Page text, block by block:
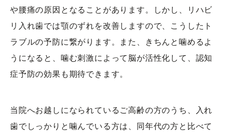
や腰痛の原因となることがあります。しかし、リハビ
リ入れ歯では顎のずれを改善しますので、こうしたト
ラブルの予防に繋がります。また、きちんと噛めるよ
うになると、噛む刺激によって脳が活性化して、認知
症予防の効果も期待できます。
当院へお越しになられているご高齢の方のうち、入れ
歯でしっかりと噛んでいる方は、同年代の方と比べて